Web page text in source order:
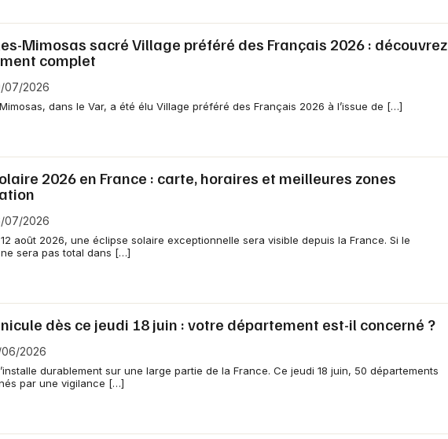
Je m'abonne
Mimosas sacré Village préféré des Français 2026 : découvrez
complet
07/2026
dans le Var, a été élu Village préféré des Français 2026 à l’issue de […]
2026 en France : carte, horaires et meilleures zones
07/2026
août 2026, une éclipse solaire exceptionnelle sera visible depuis la France. Si le
sera pas total dans […]
dès ce jeudi 18 juin : votre département est-il concerné ?
06/2026
durablement sur une large partie de la France. Ce jeudi 18 juin, 50 départements
par une vigilance […]